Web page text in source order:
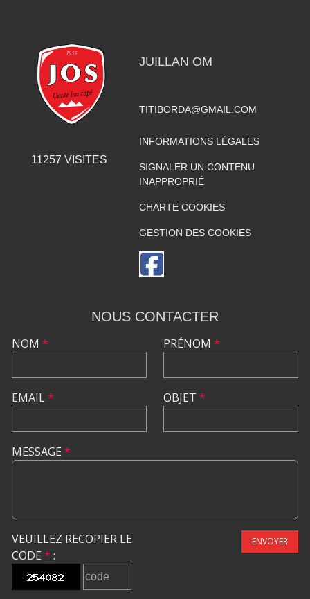
11257 VISITES
JUILLAN OM
TITIBORDA@GMAIL.COM
INFORMATIONS LÉGALES
SIGNALER UN CONTENU
INAPPROPRIÉ
CHARTE COOKIES
GESTION DES COOKIES
NOUS CONTACTER
NOM *
EMAIL*
PRÉNOM *
OBJET *
MESSAGE *
VEUILLEZ RECOPIER LE
CODE * :
ENVOYER